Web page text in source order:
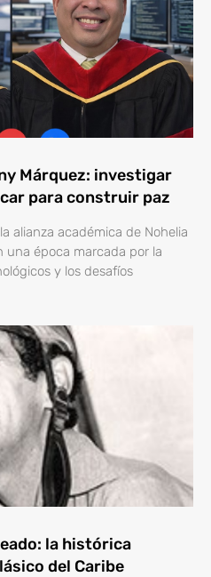
Márquez: investigar
para construir paz
alianza académica de Nohelia
una época marcada por la
y los desafíos
la histórica
del Caribe